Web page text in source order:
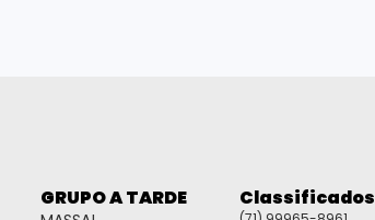
GRUPO A TARDE Classificados